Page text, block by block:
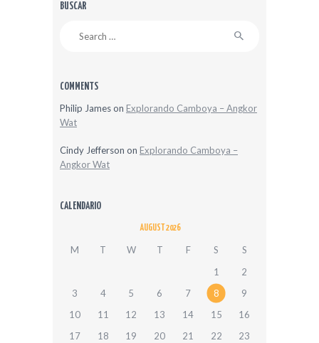
BUSCAR
COMMENTS
Philip Jameson Explorando Camboya – Angkor
Wat
Cindy Jefferson on Explorando Camboya –
Angkor Wat
CALENDARIO
AUGUST 2026
M T W T F S
S
1
2
3
4 5 6 7 8
9
10
11 12 13 14 15
16
17
18 19 20 21 22
23